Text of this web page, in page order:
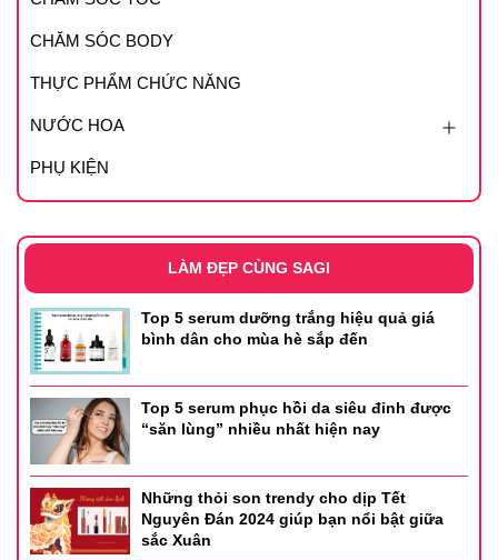
Ưu điểm nổi bật
- Định hình viền môi sắc nét, tinh tế.
- Hỗ trợ son lên màu chuẩn hơn.
- Chống oxy hoá, làm đầy rãnh môi, giúp môi căng mọng.
Bảng màu tại nhà Sagi
- Màu 01 : tone cam nude
CHĂM SÓC BODY
THỰC PHẨM CHỨC NĂNG
NƯỚC HOA
PHỤ KIỆN
LÀM ĐẸP CÙNG SAGI
Top 5 serum dưỡng trắng hiệu quả giá
bình dân cho mùa hè sắp đến
Top 5 serum phục hồi da siêu đỉnh được
“săn lùng” nhiều nhất hiện nay
Những thỏi son trendy cho dịp Tết
Nguyên Đán 2024 giúp bạn nổi bật giữa
sắc Xuân